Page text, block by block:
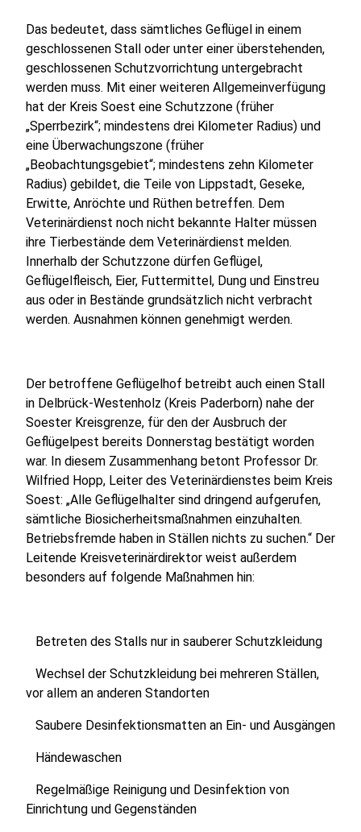
Das bedeutet, dass sämtliches Geflügel in einem
geschlossenen Stall oder unter einer überstehenden,
geschlossenen Schutzvorrichtung untergebracht
werden muss. Mit einer weiteren Allgemeinverfügung
hat der Kreis Soest eine Schutzzone (früher
„Sperrbezirk“; mindestens drei Kilometer Radius) und
eine Überwachungszone (früher
„Beobachtungsgebiet“; mindestens zehn Kilometer
Radius) gebildet, die Teile von Lippstadt, Geseke,
Erwitte, Anröchte und Rüthen betreffen. Dem
Veterinärdienst noch nicht bekannte Halter müssen
ihre Tierbestände dem Veterinärdienst melden.
Innerhalb der Schutzzone dürfen Geflügel,
Geflügelfleisch, Eier, Futtermittel, Dung und Einstreu
aus oder in Bestände grundsätzlich nicht verbracht
werden. Ausnahmen können genehmigt werden.
Der betroffene Geflügelhof betreibt auch einen Stall
in Delbrück-Westenholz (Kreis Paderborn) nahe der
Soester Kreisgrenze, für den der Ausbruch der
Geflügelpest bereits Donnerstag bestätigt worden
war. In diesem Zusammenhang betont Professor Dr.
Wilfried Hopp, Leiter des Veterinärdienstes beim Kreis
Soest: „Alle Geflügelhalter sind dringend aufgerufen,
sämtliche Biosicherheitsmaßnahmen einzuhalten.
Betriebsfremde haben in Ställen nichts zu suchen.“ Der
Leitende Kreisveterinärdirektor weist außerdem
besonders auf folgende Maßnahmen hin:
Betreten des Stalls nur in sauberer Schutzkleidung
Wechsel der Schutzkleidung bei mehreren Ställen,
vor allem an anderen Standorten
Saubere Desinfektionsmatten an Ein- und Ausgängen
Händewaschen
Regelmäßige Reinigung und Desinfektion von
Einrichtung und Gegenständen